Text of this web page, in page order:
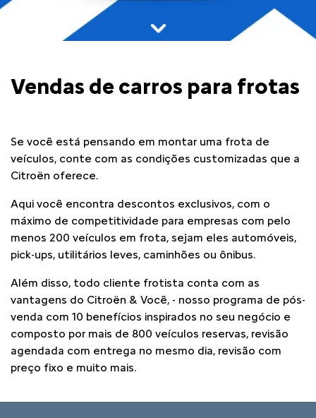
Vendas de carros para frotas
Se você está pensando em montar uma frota de
veículos, conte com as condições customizadas que a
Citroën oferece.
Aqui você encontra descontos exclusivos, com o
máximo de competitividade para empresas com pelo
menos 200 veículos em frota, sejam eles automóveis,
pick-ups, utilitários leves, caminhões ou ônibus.
Além disso, todo cliente frotista conta com as
vantagens do Citroën & Você, - nosso programa de pós-
venda com 10 benefícios inspirados no seu negócio e
composto por mais de 800 veículos reservas, revisão
agendada com entrega no mesmo dia, revisão com
preço fixo e muito mais.